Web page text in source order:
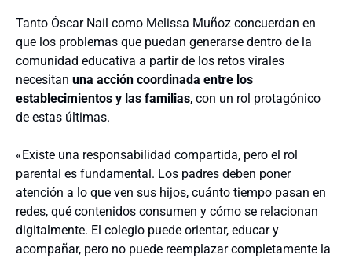
Tanto Óscar Nail como Melissa Muñoz concuerdan en
que los problemas que puedan generarse dentro de la
comunidad educativa a partir de los retos virales
necesitan una acción coordinada entre los
establecimientos y las familias, con un rol protagónico
de estas últimas.
«Existe una responsabilidad compartida, pero el rol
parental es fundamental. Los padres deben poner
atención a lo que ven sus hijos, cuánto tiempo pasan en
redes, qué contenidos consumen y cómo se relacionan
digitalmente. El colegio puede orientar, educar y
acompañar, pero no puede reemplazar completamente la